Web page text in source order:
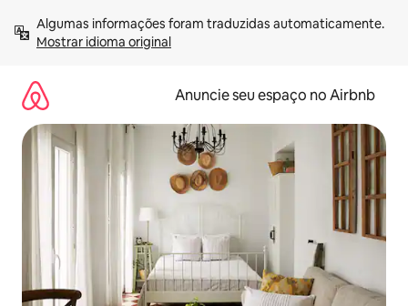
para
Mostrar idioma original
Anuncie seu espaço no Airbnb